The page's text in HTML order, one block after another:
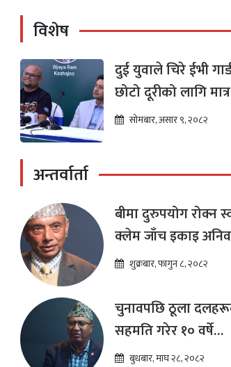
विशेष
दुई युवाले चिरे ईभी
छोटो दूरीको लागि
भन्ने मान्यता
सोमबार, असार ९, २०८२
अन्तर्वार्ता
बीमा दुरुपयोग रोक्न
क्लेम जाँच इकाइ
:डा. शम्भुप्रसाद आचार्य
शुक्रबार, फागुन ८, २०८२
चुनावपछि ठूला
सहमति गरेर १० वर्षे
दीर्घकालीन आर्थिक सुधार
बुधबार, माघ २८, २०८२